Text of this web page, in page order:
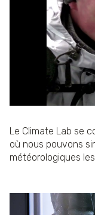
Le Climate Lab se
où nous pouvons
météorologiques